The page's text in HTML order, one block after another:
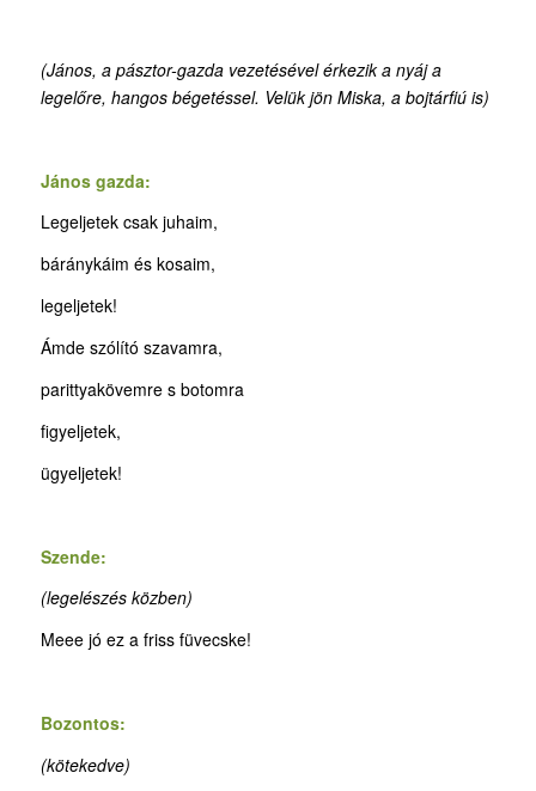
(János, a pásztor-gazda vezetésével érkezik a nyáj a
legelőre, hangos bégetéssel. Velük jön Miska, a bojtárfiú is)
János gazda:
Legeljetek csak juhaim,
báránykáim és kosaim,
legeljetek!
Ámde szólító szavamra,
parittyakövemre s botomra
figyeljetek,
ügyeljetek!
Szende:
(legelészés közben)
Meee jó ez a friss füvecske!
Bozontos:
(kötekedve)